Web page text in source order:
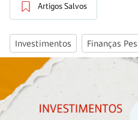
Artigos Salvos
Investimentos Finanças